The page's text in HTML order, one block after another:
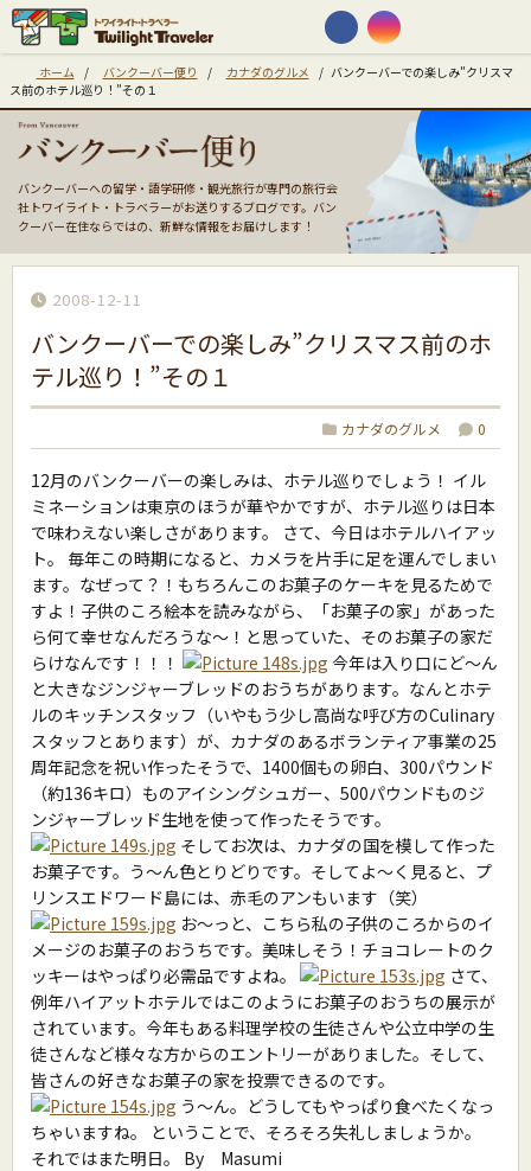
ホーム / バンクーバー便り / カナダのグルメ / バンクーバーでの楽しみ”クリスマ
ス前のホテル巡り！”その１
バンクーバーへの留学・語学研修・観光旅行が専門の旅行会
社トワイライト・トラベラーがお送りするブログです。バン
クーバー在住ならではの、新鮮な情報をお届けします！
2008-12-11
バンクーバーでの楽しみ”クリスマス前のホ
テル巡り！”その１
カナダのグルメ 0
12月のバンクーバーの楽しみは、ホテル巡りでしょう！ イル
ミネーションは東京のほうが華やかですが、ホテル巡りは日本
で味わえない楽しさがあります。 さて、今日はホテルハイアッ
ト。 毎年この時期になると、カメラを片手に足を運んでしまい
ます。なぜって？！もちろんこのお菓子のケーキを見るためで
すよ！子供のころ絵本を読みながら、「お菓子の家」があった
ら何て幸せなんだろうな〜！と思っていた、そのお菓子の家だ
らけなんです！！！
今年は入り口にど〜ん
と大きなジンジャーブレッドのおうちがあります。なんとホテ
ルのキッチンスタッフ（いやもう少し高尚な呼び方のCulinary
スタッフとあります）が、カナダのあるボランティア事業の25
周年記念を祝い作ったそうで、1400個もの卵白、300パウンド
（約136キロ）ものアイシングシュガー、500パウンドものジ
ンジャーブレッド生地を使って作ったそうです。
そしてお次は、カナダの国を模して作った
お菓子です。う〜ん色とりどりです。そしてよ〜く見ると、プ
リンスエドワード島には、赤毛のアンもいます（笑）
お〜っと、こちら私の子供のころからのイ
メージのお菓子のおうちです。美味しそう！チョコレートのク
ッキーはやっぱり必需品ですよね。
さて、
例年ハイアットホテルではこのようにお菓子のおうちの展示が
されています。今年もある料理学校の生徒さんや公立中学の生
徒さんなど様々な方からのエントリーがありました。そして、
皆さんの好きなお菓子の家を投票できるのです。
う〜ん。どうしてもやっぱり食べたくなっ
ちゃいますね。 ということで、そろそろ失礼しましょうか。
それではまた明日。 By Masumi